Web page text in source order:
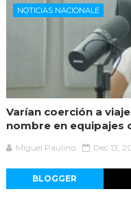
NOTICIAS NACIONALE
Varían coerción a
nombre en equipajes
Miguel Paulino Dec 13,
BLOGGER